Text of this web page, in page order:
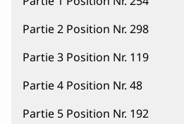
Partie 2 Position Nr. 298
Partie 3 Position Nr. 119
Partie 4 Position Nr. 48
Partie 5 Position Nr. 192